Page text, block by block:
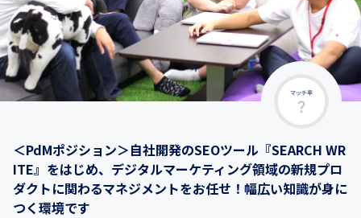
マッチ率
＜PdMポジション＞自社開発のSEOツール『SEARCH WR
ITE』をはじめ、デジタルマーケティング領域の新規プロ
ダクトに関わるマネジメントをお任せ！幅広い知識が身に
つく環境です